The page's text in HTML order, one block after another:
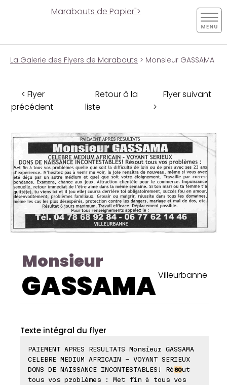
Marabouts de Papier">
La Galerie des Flyers de Marabouts > Monsieur GASSAMA
< Flyer
précédent
Retour à la
liste
Flyer suivant
>
Monsieur
GASSAMAVilleurbanne
Texte intégral du flyer
PAIEMENT APRES RESULTATS Monsieur GASSAMA
CELEBRE MEDIUM AFRICAIN - VOYANT SERIEUX
DONS DE NAISSANCE INCONTESTABLES! Résout
tous vos problèmes : Met fin à tous vos